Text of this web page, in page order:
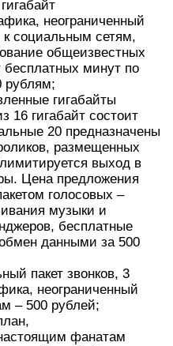
неограниченный
социальным сетям,
общеизвестных
бесплатных минут по
рублям;
гигабайты
16 гигабайт состоит
20 предназначены
размещенных
выход в
Цена предложения
голосовых –
музыки и
бесплатные
данными за 500
пакет звонков, 3
неограниченный
– 500 рублей;
фанатам